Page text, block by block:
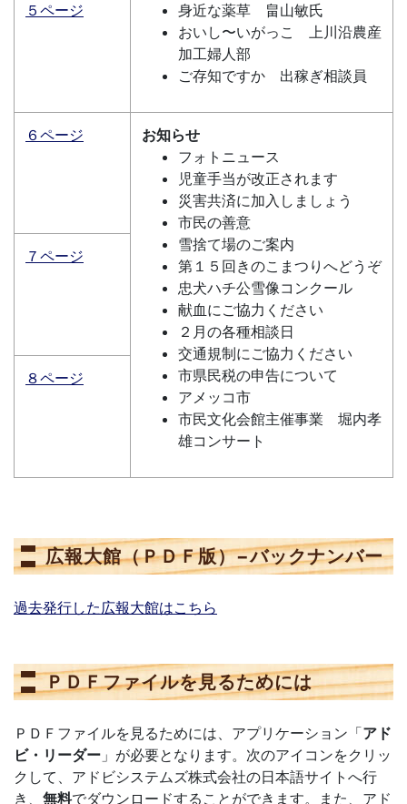
５ページ
身近な薬草 畠山敏氏
おいし〜いがっこ 上川沿農産
加工婦人部
ご存知ですか 出稼ぎ相談員
６ページ
お知らせ
フォトニュース
児童手当が改正されます
災害共済に加入しましょう
市民の善意
雪捨て場のご案内
第１５回きのこまつりへどうぞ
忠犬ハチ公雪像コンクール
献血にご協力ください
２月の各種相談日
交通規制にご協力ください
市県民税の申告について
アメッコ市
市民文化会館主催事業 堀内孝
雄コンサート
７ページ
８ページ
広報大館（ＰＤＦ版）−バックナンバー
過去発行した広報大館はこちら
ＰＤＦファイルを見るためには
ＰＤＦファイルを見るためには、アプリケーション「アド
ビ・リーダー 」が必要となります。次のアイコンをクリッ
クして、アドビシステムズ株式会社の日本語サイトへ行
き、 無料でダウンロードすることができます。また、アド